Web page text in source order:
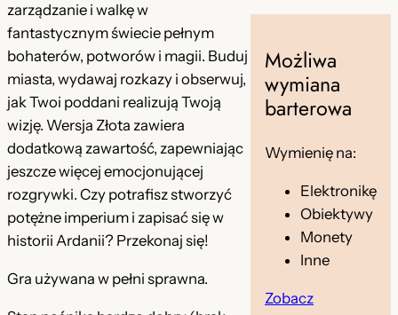
ł
a
:
5
5
,
0
0
9
,
9
9
z
ł
.
zarządzanie i walkę w
fantastycznym świecie pełnym
bohaterów, potworów i magii. Buduj
miasta, wydawaj rozkazy i obserwuj,
jak Twoi poddani realizują Twoją
wizję. Wersja Złota zawiera
dodatkową zawartość, zapewniając
jeszcze więcej emocjonującej
rozgrywki. Czy potrafisz stworzyć
potężne imperium i zapisać się w
historii Ardanii? Przekonaj się!
Gra używana w pełni sprawna.
Możliwa
wymiana
barterowa
Wymienię na:
Elektronikę
Obiektywy
Monety
Inne
Zobacz